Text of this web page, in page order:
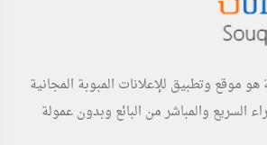
موقع وتطبيق للإعلانات المبوبة المجانية
السريع والمباشر من البائع وبدون عمولة